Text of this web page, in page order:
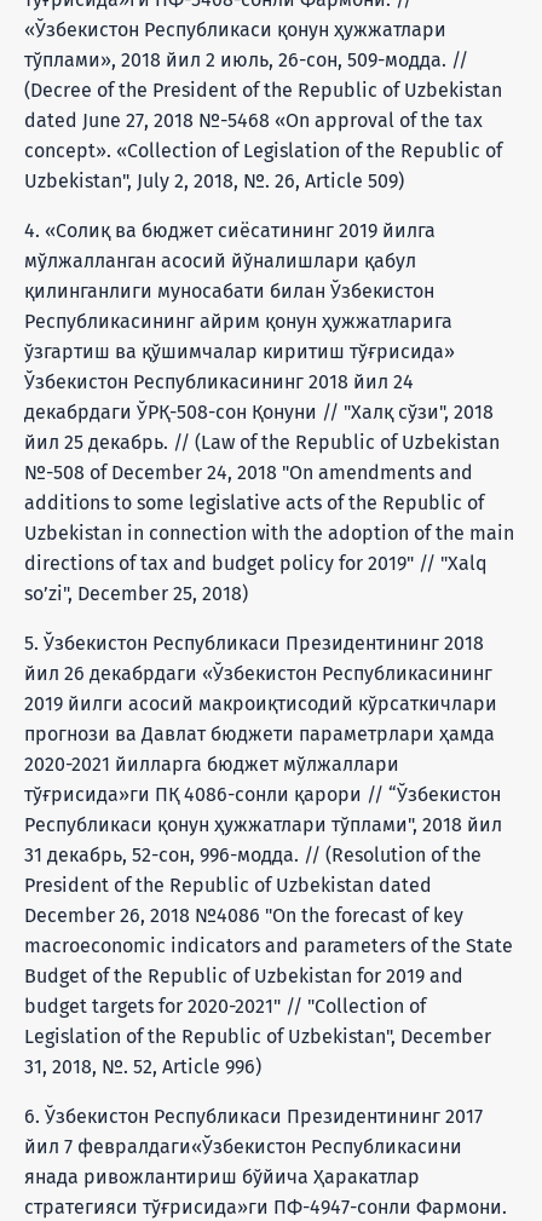
«Ўзбекистон Республикаси қонун ҳужжатлари
тўплами», 2018 йил 2 июль, 26-сон, 509-модда. //
(Decree of the President of the Republic of Uzbekistan
dated June 27, 2018 №-5468 «On approval of the tax
concept». «Collection of Legislation of the Republic of
Uzbekistan", July 2, 2018, №. 26, Article 509)
4. «Солиқ ва бюджет сиёсатининг 2019 йилга
мўлжалланган асосий йўналишлари қабул
қилинганлиги муносабати билан Ўзбекистон
Республикасининг айрим қонун ҳужжатларига
ўзгартиш ва қўшимчалар киритиш тўғрисида»
Ўзбекистон Республикасининг 2018 йил 24
декабрдаги ЎРҚ-508-сон Қонуни // "Халқ сўзи", 2018
йил 25 декабрь. // (Law of the Republic of Uzbekistan
№-508 of December 24, 2018 "On amendments and
additions to some legislative acts of the Republic of
Uzbekistan in connection with the adoption of the main
directions of tax and budget policy for 2019" // "Xalq
so’zi", December 25, 2018)
5. Ўзбекистон Республикаси Президентининг 2018
йил 26 декабрдаги «Ўзбекистон Республикасининг
2019 йилги асосий макроиқтисодий кўрсаткичлари
прогнози ва Давлат бюджети параметрлари ҳамда
2020-2021 йилларга бюджет мўлжаллари
тўғрисида»ги ПҚ 4086-сонли қарори // “Ўзбекистон
Республикаси қонун ҳужжатлари тўплами", 2018 йил
31 декабрь, 52-сон, 996-модда. // (Resolution of the
President of the Republic of Uzbekistan dated
December 26, 2018 №4086 "On the forecast of key
macroeconomic indicators and parameters of the State
Budget of the Republic of Uzbekistan for 2019 and
budget targets for 2020-2021" // "Collection of
Legislation of the Republic of Uzbekistan", December
31, 2018, №. 52, Article 996)
6. Ўзбекистон Республикаси Президентининг 2017
йил 7 февралдаги«Ўзбекистон Республикасини
янада ривожлантириш бўйича Ҳаракатлар
стратегияси тўғрисида»ги ПФ-4947-сонли Фармони.